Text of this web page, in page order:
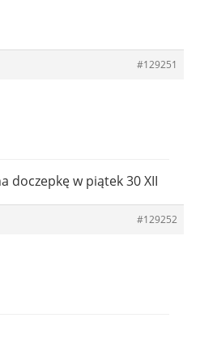
#129251
doczepkę w piątek 30 XII
#129252